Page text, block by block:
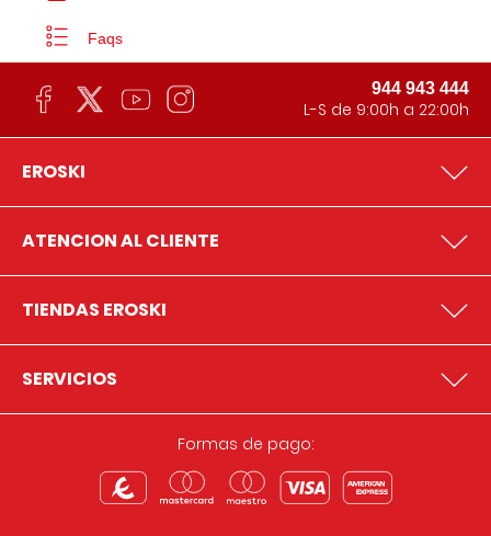
Faqs
944 943 444
L-S de 9:00h a 22:00h
EROSKI
ATENCION AL CLIENTE
TIENDAS EROSKI
SERVICIOS
Formas de pago: